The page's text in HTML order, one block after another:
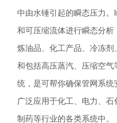
中由水锤引起的瞬态压力
和可压缩流体进行瞬态分
炼油品、化工产品、冷冻
和包括高压蒸汽、压缩空气
统，是可帮你确保管网系
广泛应用于化工、电力、石
制药等行业的各类系统中。